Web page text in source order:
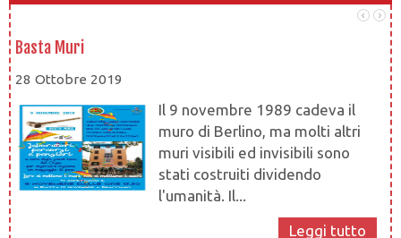
Basta Muri
28 Ottobre 2019
Il 9 novembre 1989 cadeva il
muro di Berlino, ma molti altri
muri visibili ed invisibili sono
stati costruiti dividendo
l'umanità. Il...
Leggi tutto